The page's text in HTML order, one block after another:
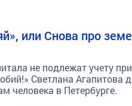
или Снова про
не подлежат учету
Светлана Агапитова
человека в Петербурге.